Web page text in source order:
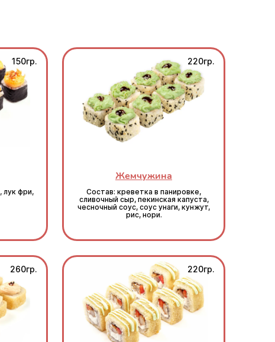
150гр.
лук фри,
220гр.
Жемчужина
Состав: креветка в панировке,
сливочный сыр, пекинская капуста,
чесночный соус, соус унаги, кунжут,
рис, нори.
260гр. 220гр.